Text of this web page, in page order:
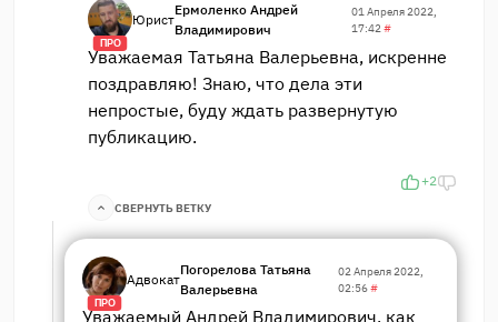
ПРО
Юрист
Ермоленко Андрей
Владимирович
01 Апреля 2022,
17:42#
Уважаемая Татьяна Валерьевна, искренне
поздравляю! Знаю, что дела эти
непростые, буду ждать развернутую
публикацию.
+2
СВЕРНУТЬ ВЕТКУ
ПРО
Адвокат
Погорелова Татьяна
Валерьевна
02 Апреля 2022,
02:56#
Уважаемый Андрей Владимирович, как